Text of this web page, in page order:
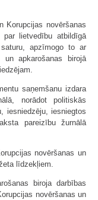
Korupcijas novēršanas
par lietvedību atbildīgā
apzīmogo to ar
un apkarošanas birojā
saņemšanu izdara
norādot politiskās
iesniedzēju, iesniegtos
pareizību žurnālā
novēršanas un
līdzekļiem.
biroja darbības
novēršanas un